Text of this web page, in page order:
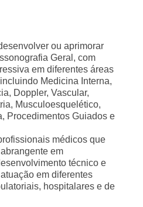
ou aprimorar
Geral, com
em diferentes áreas
Medicina Interna,
Doppler, Vascular,
Musculoesquelético,
Procedimentos Guiados e
médicos que
em
técnico e
em diferentes
hospitalares e de